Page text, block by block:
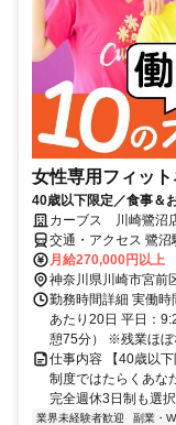
女性専用フィッ
40歳以下限定／食事＆
カーブス 川崎鷺沼
交通・アクセス 鷺沼
月給270,000円以上
神奈川県川崎市宮前
勤務時間詳細 実働
あたり20日 平日：
憩75分） ※残業ほぼ
仕事内容 【40歳以
制度ではたらくあな
完全週休3日制も選
業界未経験者歓迎 副業・